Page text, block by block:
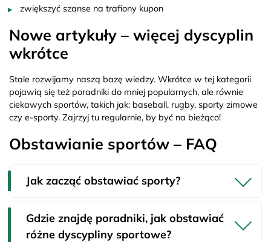
zwiększyć szanse na trafiony kupon
Nowe artykuły – więcej dyscyplin
wkrótce
Stale rozwijamy naszą bazę wiedzy. Wkrótce w tej kategorii
pojawią się też poradniki do mniej popularnych, ale równie
ciekawych sportów, takich jak: baseball, rugby, sporty zimowe
czy e-sporty. Zajrzyj tu regularnie, by być na bieżąco!
Obstawianie sportów – FAQ
Jak zacząć obstawiać sporty?
Gdzie znajdę poradniki, jak obstawiać
różne dyscypliny sportowe?